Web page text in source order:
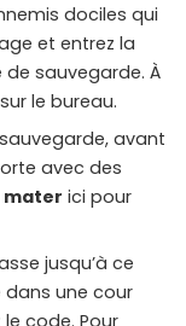
dociles qui
et entrez la
sauvegarde. À
sur le bureau.
avant
avec des
mater ici pour
jusqu’à ce
dans une cour